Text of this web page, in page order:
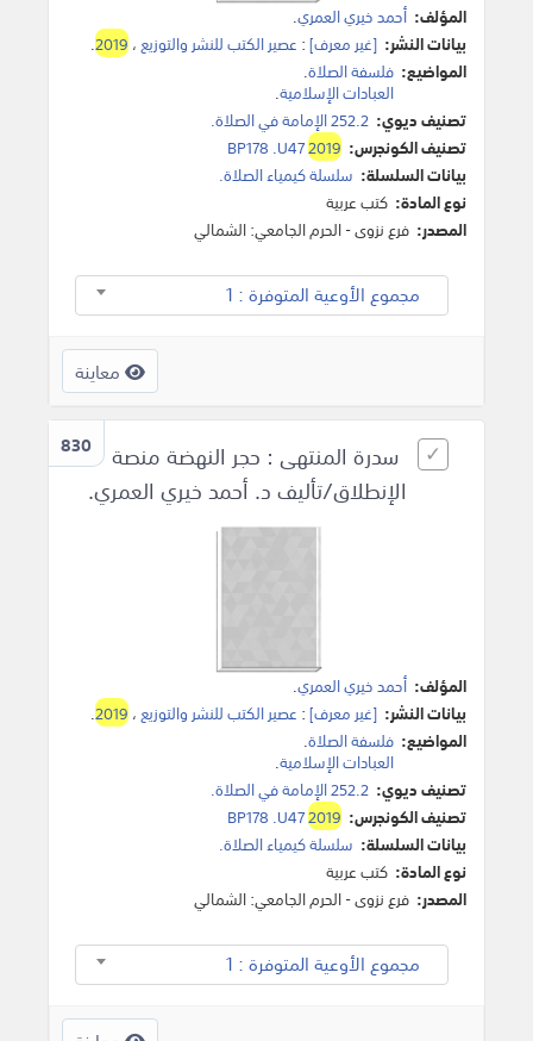
المؤلف: أحمد خيري العمري.
بيانات النشر: [غير معرف]: عصير الكتب للنشر والتوزيع،2019
.
المواضيع: فلسفة الصلاة.
العبادات الإسلامية.
تصنيف ديوي: 252.2 الإمامة في الصلاة.
تصنيف الكونجرس:
BP178 .U472019
بيانات السلسلة: سلسلة كيمياء الصلاة.
نوع المادة: كتب عربية
المصدر: فرع نزوى - الحرم الجامعي: الشمالي
مجموع الأوعية المتوفرة : 1
معاينة
830
سدرة المنتهى : حجر النهضة منصة
الإنطلاق/تأليف د. أحمد خيري العمري.
المؤلف: أحمد خيري العمري.
بيانات النشر: [غير معرف]: عصير الكتب للنشر والتوزيع،2019
.
المواضيع: فلسفة الصلاة.
العبادات الإسلامية.
تصنيف ديوي: 252.2 الإمامة في الصلاة.
تصنيف الكونجرس:
BP178 .U472019
بيانات السلسلة: سلسلة كيمياء الصلاة.
نوع المادة: كتب عربية
المصدر: فرع نزوى - الحرم الجامعي: الشمالي
مجموع الأوعية المتوفرة : 1